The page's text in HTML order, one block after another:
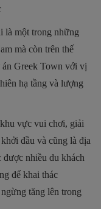
là một trong những
mà còn trên thế
Greek Town với vị
hạ tầng và lượng
vực vui chơi, giải
đầu và cũng là địa
nhiều du khách
để khai thác
tăng lên trong